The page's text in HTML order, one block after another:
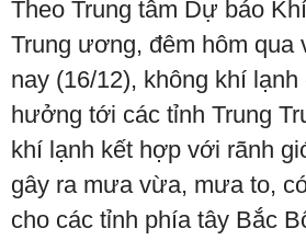
Theo Trung tâm Dự báo
Trung ương, đêm hôm qua
nay (16/12), không khí
hưởng tới các tỉnh Trung
khí lạnh kết hợp với rãnh
gây ra mưa vừa, mưa to,
cho các tỉnh phía tây Bắc